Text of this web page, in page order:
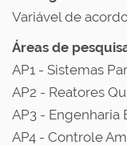
Variável de
Áreas de
AP1 - Sistemas
AP2 - Reatores
AP3 - Engenharia
AP4 - Controle